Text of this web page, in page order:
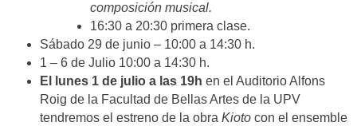
composición musical.
16:30 a 20:30 primera clase.
Sábado 29 de junio – 10:00 a 14:30 h.
1 – 6 de Julio 10:00 a 14:30 h.
El lunes 1 de julio a las 19h en el Auditorio Alfons
Roig de la Facultad de Bellas Artes de la UPV
tendremos el estreno de la obra Kioto con el ensemble